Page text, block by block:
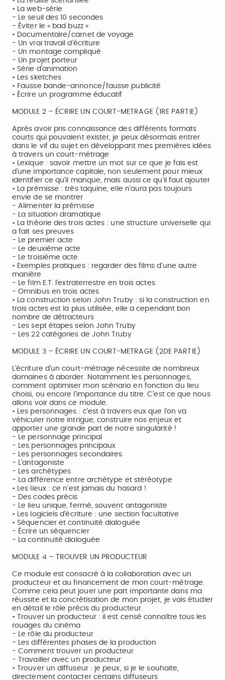
• La web-série
- Le seuil des 10 secondes
- Éviter le « bad buzz »
• Documentaire/carnet de voyage
- Un vrai travail d’écriture
- Un montage compliqué
- Un projet porteur
• Série d’animation
• Les sketches
• Fausse bande-annonce/fausse publicité
• Écrire un programme éducatif
MODULE 2 – ÉCRIRE UN COURT-METRAGE (1RE PARTIE)
Après avoir pris connaissance des différents formats
courts qui pouvaient exister, je peux désormais entrer
dans le vif du sujet en développant mes premières idées
à travers un court-métrage
• Lexique : savoir mettre un mot sur ce que je fais est
d’une importance capitale, non seulement pour mieux
identifier ce qu’il manque, mais aussi ce qu’il faut ajouter
• La prémisse : très taquine, elle n’aura pas toujours
envie de se montrer
- Alimenter la prémisse
- La situation dramatique
• La théorie des trois actes : une structure universelle qui
a fait ses preuves
- Le premier acte
- Le deuxième acte
- Le troisième acte
• Exemples pratiques : regarder des films d’une autre
manière
- Le film E.T. l’extraterrestre en trois actes
- Omnibus en trois actes
• La construction selon John Truby : si la construction en
trois actes est la plus utilisée, elle a cependant bon
nombre de détracteurs
- Les sept étapes selon John Truby
- Les 22 catégories de John Truby
MODULE 3 – ÉCRIRE UN COURT-METRAGE (2DE PARTIE)
L’écriture d’un court-métrage nécessite de nombreux
domaines à aborder. Notamment les personnages,
comment optimiser mon scénario en fonction du lieu
choisi, ou encore l’importance du titre. C’est ce que nous
allons voir dans ce module.
• Les personnages : c’est à travers eux que l’on va
véhiculer notre intrigue, construire nos enjeux et
apporter une grande part de notre singularité !
- Le personnage principal
- Les personnages principaux
- Les personnages secondaires
- L’antagoniste
- Les archétypes
- La différence entre archétype et stéréotype
• Les lieux : ce n’est jamais du hasard !
- Des codes précis
- Le lieu unique, fermé, souvent antagoniste
• Les logiciels d’écriture : une section facultative
• Séquencier et continuité dialoguée
- Écrire un séquencier
- La continuité dialoguée
MODULE 4 – TROUVER UN PRODUCTEUR
Ce module est consacré à la collaboration avec un
producteur et au financement de mon court-métrage.
Comme cela peut jouer une part importante dans ma
réussite et la concrétisation de mon projet, je vais étudier
en détail le rôle précis du producteur.
• Trouver un producteur : il est censé connaître tous les
rouages du cinéma
- Le rôle du producteur
- Les différentes phases de la production
- Comment trouver un producteur
- Travailler avec un producteur
• Trouver un diffuseur : je peux, si je le souhaite,
directement contacter certains diffuseurs